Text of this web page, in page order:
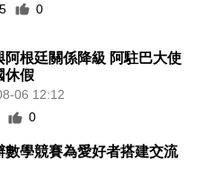
0
阿根廷關係降級 阿駐巴大使
休假
06 12:12
0
數學競賽為愛好者搭建交流